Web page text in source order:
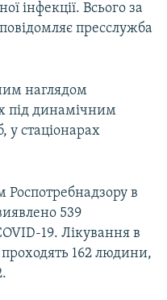
інфекції. Всього за
пресслужба
наглядом
під динамічним
у стаціонарах
Роспотребнадзору в
539
19. Лікування в
162 людини,